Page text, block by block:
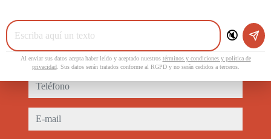
🔇
Al enviar sus datos acepta haber leído y aceptado nuestros términos y condiciones y política de
privacidad. Sus datos serán tratados conforme al RGPD y no serán cedidos a terceros.
Contacto
nombre
teléfono
e-mail